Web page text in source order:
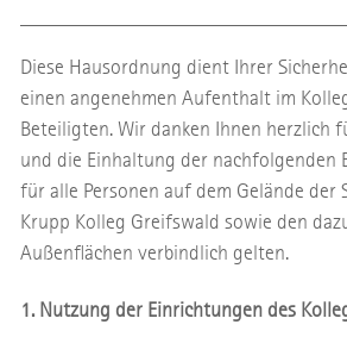
Diese Hausordnung dient Ihrer
einen angenehmen Aufenthalt im
Beteiligten. Wir danken Ihnen herzlich
und die Einhaltung der nachfolgenden
für alle Personen auf dem Gelände
Krupp Kolleg Greifswald sowie den
Außenflächen verbindlich gelten.
1. Nutzung der Einrichtungen des